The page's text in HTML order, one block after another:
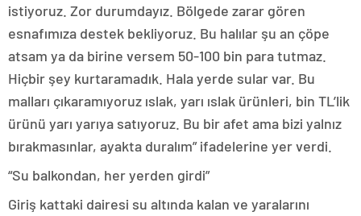
istiyoruz. Zor durumdayız. Bölgede zarar gören
esnafımıza destek bekliyoruz. Bu halılar şu an çöpe
atsam ya da birine versem 50-100 bin para tutmaz.
Hiçbir şey kurtaramadık. Hala yerde sular var. Bu
malları çıkaramıyoruz ıslak, yarı ıslak ürünleri, bin TL’lik
ürünü yarı yarıya satıyoruz. Bu bir afet ama bizi yalnız
bırakmasınlar, ayakta duralım” ifadelerine yer verdi.
“Su balkondan, her yerden girdi”
Giriş kattaki dairesi su altında kalan ve yaralarını